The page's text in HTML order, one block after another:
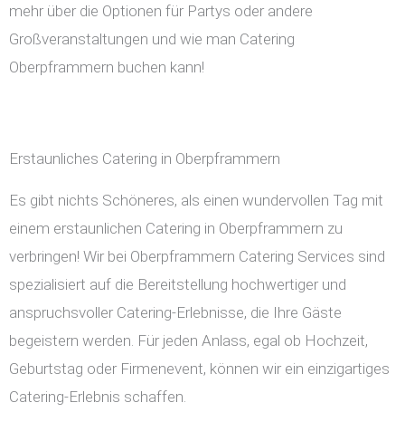
mehr über die Optionen für Partys oder andere
Großveranstaltungen und wie man Catering
Oberpframmern buchen kann!
Erstaunliches Catering in Oberpframmern
Es gibt nichts Schöneres, als einen wundervollen Tag mit
einem erstaunlichen Catering in Oberpframmern zu
verbringen! Wir bei Oberpframmern Catering Services sind
spezialisiert auf die Bereitstellung hochwertiger und
anspruchsvoller Catering-Erlebnisse, die Ihre Gäste
begeistern werden. Für jeden Anlass, egal ob Hochzeit,
Geburtstag oder Firmenevent, können wir ein einzigartiges
Catering-Erlebnis schaffen.